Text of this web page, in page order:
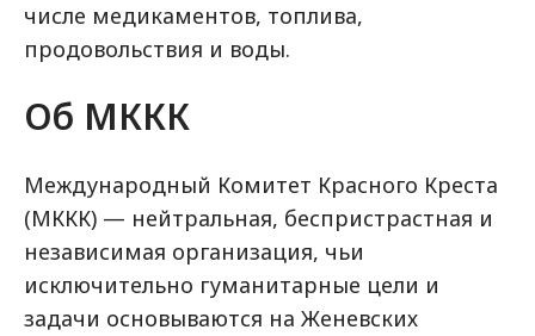
числе медикаментов, топлива,
продовольствия и воды.
Об МККК
Международный Комитет Красного Креста
(МККК) — нейтральная, беспристрастная и
независимая организация, чьи
исключительно гуманитарные цели и
задачи основываются на Женевских